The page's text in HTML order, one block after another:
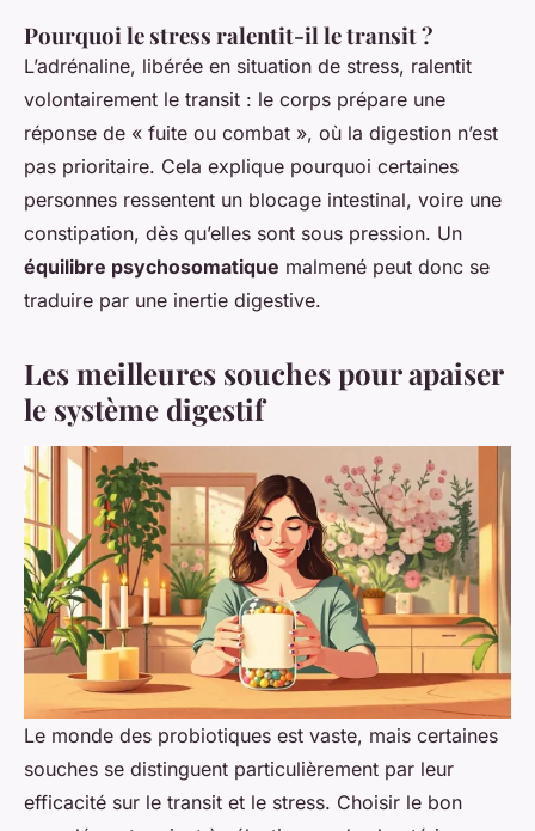
Pourquoi le stress ralentit-il le transit ?
L’adrénaline, libérée en situation de stress, ralentit
volontairement le transit : le corps prépare une
réponse de « fuite ou combat », où la digestion n’est
pas prioritaire. Cela explique pourquoi certaines
personnes ressentent un blocage intestinal, voire une
constipation, dès qu’elles sont sous pression. Un
équilibre psychosomatique malmené peut donc se
traduire par une inertie digestive.
Les meilleures souches pour apaiser
le système digestif
Le monde des probiotiques est vaste, mais certaines
souches se distinguent particulièrement par leur
efficacité sur le transit et le stress. Choisir le bon